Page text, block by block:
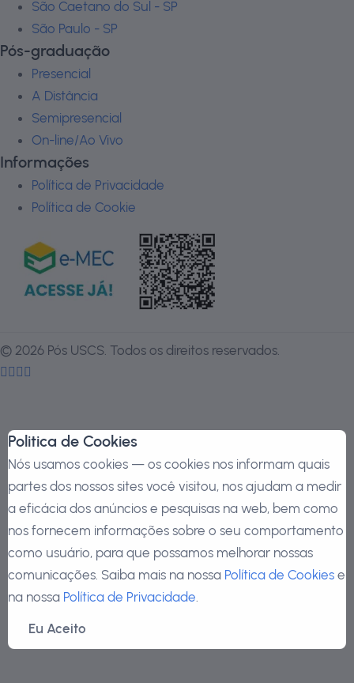
São Caetano do Sul - SP
São Paulo - SP
Pós-graduação
Presencial
A Distância
Semipresencial
On-line/Ao Vivo
Informações
Política de Privacidade
Política de Cookie
© 2026 Pós USCS. Todos os direitos reservados.
Politica de Cookies
Nós usamos cookies — os cookies nos informam quais
partes dos nossos sites você visitou, nos ajudam a medir
a eficácia dos anúncios e pesquisas na web, bem como
nos fornecem informações sobre o seu comportamento
como usuário, para que possamos melhorar nossas
comunicações. Saiba mais na nossa Política de Cookies e
na nossa Política de Privacidade.
Eu Aceito